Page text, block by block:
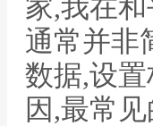
家,我在
通常并非
数据,设
因,最常